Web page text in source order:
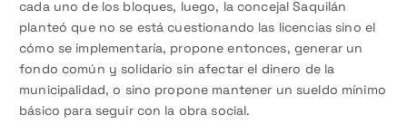
cada uno de los bloques, luego, la concejal Saquilán
planteó que no se está cuestionando las licencias sino el
cómo se implementaría, propone entonces, generar un
fondo común y solidario sin afectar el dinero de la
municipalidad, o sino propone mantener un sueldo mínimo
básico para seguir con la obra social.